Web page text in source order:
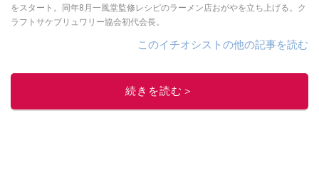
をスタート。同年8月一風堂監修レシピのラーメン店おがやを立ち上げる。ク
ラフトサケブリュワリー協会初代会長。
このイチオシストの他の記事を読む
続きを読む＞